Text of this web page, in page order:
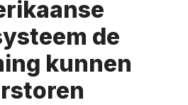
de
kunnen